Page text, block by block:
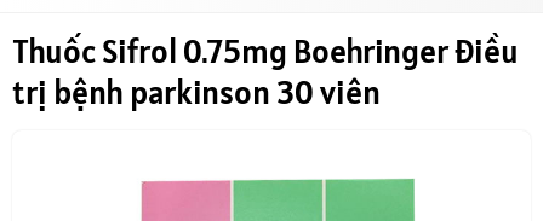
Thuốc Sifrol 0.75mg Boehringer điều
trị bệnh parkinson 30 viên